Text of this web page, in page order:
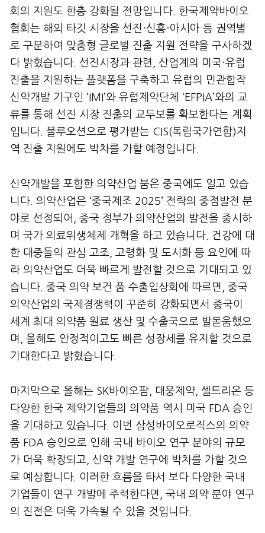
회의 지원도 한층 강화될 전망입니다. 한국제약바이오
협회는 해외 타깃 시장을 선진·신흥·아시아 등 권역별
로 구분하여 맞춤형 글로벌 진출 지원 전략을 구사하겠
다 밝혔습니다. 선진시장과 관련, 산업계의 미국·유럽
진출을 지원하는 플랫폼을 구축하고 유럽의 민관합작
신약개발 기구인 ‘IMI’와 유럽제약단체 ‘EFPIA’와의 교
류를 통해 선진 시장 진출의 교두보를 확보한다는 계획
입니다. 블루오션으로 평가받는 CIS(독립국가연합)지
역 진출 지원에도 박차를 가할 예정입니다.
신약개발을 포함한 의약산업 붐은 중국에도 일고 있습
니다. 의약산업은 ‘중국제조 2025’ 전략의 중점발전 분
야로 선정되어, 중국 정부가 의약산업의 발전을 중시하
며 국가 의료위생체제 개혁을 하고 있습니다. 건강에 대
한 대중들의 관심 고조, 고령화 및 도시화 등 요인에 따
라 의약산업도 더욱 빠르게 발전할 것으로 기대되고 있
습니다. 중국 의약 보건 품 수출입상회에 따르면, 중국
의약산업의 국제경쟁력이 꾸준히 강화되면서 중국이
세계 최대 의약품 원료 생산 및 수출국으로 발돋움했으
며, 올해도 안정적이고도 빠른 성장세를 유지할 것으로
기대한다고 밝혔습니다.
마지막으로 올해는 SK바이오팜, 대웅제약, 셀트리온 등
다양한 한국 제약기업들의 의약품 역시 미국 FDA 승인
을 기대하고 있습니다. 이번 삼성바이오로직스의 의약
품 FDA 승인으로 인해 국내 바이오 연구 분야의 규모
가 더욱 확장되고, 신약 개발 연구에 박차를 가할 것으
로 예상합니다. 이러한 흐름을 타서 보다 다양한 국내
기업들이 연구 개발에 주력한다면, 국내 의약 분야 연구
의 진전은 더욱 가속될 수 있을 것입니다.